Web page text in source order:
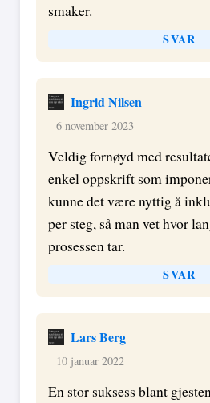
smaker.
SVAR
Ingrid Nilsen
6 november 2023
Veldig fornøyd med
enkel oppskrift som
kunne det være nyttig å
per steg, så man vet hvor
prosessen tar.
SVAR
Lars Berg
10 januar 2022
En stor suksess blant